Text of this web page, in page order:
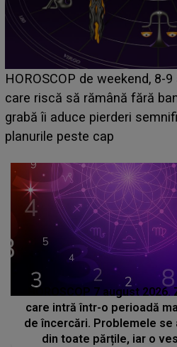
Emanuel a ținut ACEST
acum! În fața Alexandrei,
face o MĂRTURISIRE
sa: "I-am spus și ei în față, eu
HOROSCOP 7 august 2026.
care intră într-o perioadă
de încercări. Problemele se
din toate părțile, iar o